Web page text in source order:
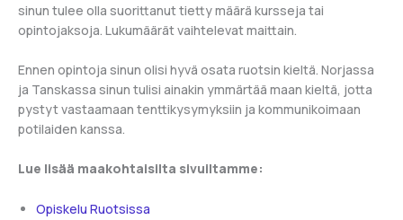
sinun tulee olla suorittanut tietty määrä kursseja tai
opintojaksoja. Lukumäärät vaihtelevat maittain.
Ennen opintoja sinun olisi hyvä osata ruotsin kieltä. Norjassa
ja Tanskassa sinun tulisi ainakin ymmärtää maan kieltä, jotta
pystyt vastaamaan tenttikysymyksiin ja kommunikoimaan
potilaiden kanssa.
Lue lisää maakohtaisilta sivuiltamme:
Opiskelu Ruotsissa